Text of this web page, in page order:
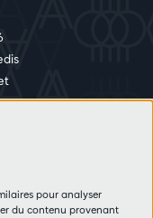
pour analyser
du contenu provenant